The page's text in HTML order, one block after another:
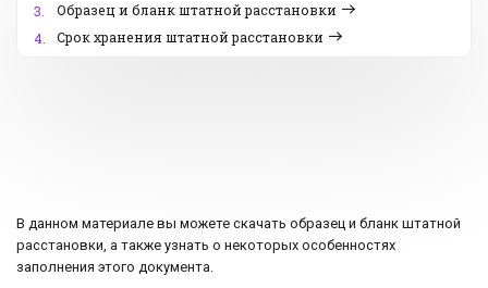
3.
Образец и бланк штатной расстановки
4.
Срок хранения штатной расстановки
В данном материале вы можете скачать образец и бланк штатной
расстановки, а также узнать о некоторых особенностях
заполнения этого документа.